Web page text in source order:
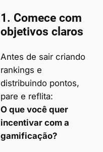
1. Comece com
objetivos claros
Antes de sair criando
rankings e
distribuindo pontos,
pare e reflita:
O que você quer
incentivar com a
gamificação?